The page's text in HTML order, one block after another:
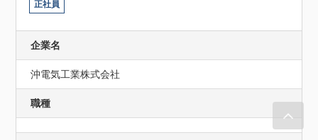
正社員
企業名
沖電気工業株式会社
職種